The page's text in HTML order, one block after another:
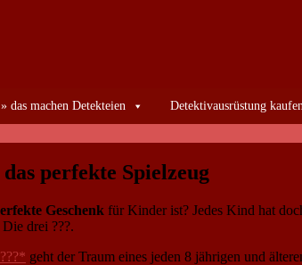
das machen Detekteien Detektivausrüstung
perfekte Spielzeug
Geschenk für Kinder ist? Jedes Kind hat
drei ???.
geht der Traum eines jeden 8 jährigen und